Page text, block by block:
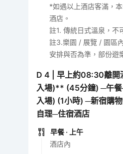
*如遇以上酒店客滿，
酒店。
註1. 傳統日式溫泉，不
註3.樂園 / 展覽 / 園區
安排與否為準，部份遊
D4 |早上約08:30離開
入場)** (45分鐘) ─午
入場) (1小時) ─新宿購
自理─住宿酒店
早餐 · 上午
酒店內